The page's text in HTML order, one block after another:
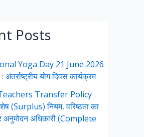
Posts
Yoga Day 21 June 2026
योग दिवस कार्यक्रम
Transfer Policy
(Surplus) नियम, वरिष्ठता का
अधिकारी (Complete